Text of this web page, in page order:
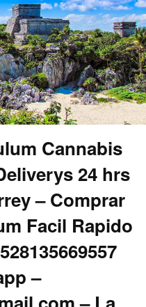
Cannabis
24 hrs
– Comprar
Facil Rapido
–